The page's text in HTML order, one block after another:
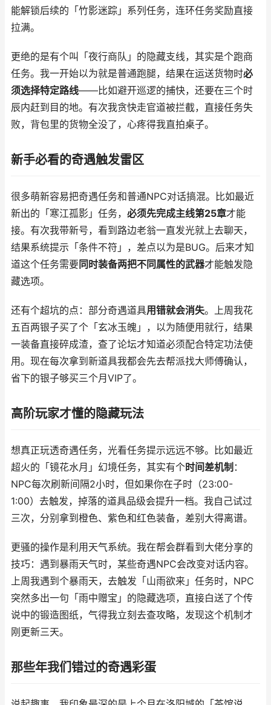
能解锁后续的「竹影迷踪」系列任务，连环任务奖励直接
拉满。
更绝的是有个叫「夜行商队」的隐藏支线，其实是个跑商
任务。我一开始以为就是普通跑腿，结果在运送货物时必
须选择特定路线——比如避开巡逻的捕快，还要在三个时
辰内赶到目的地。有次我贪快走官道被拦截，直接任务失
败，背包里的货物全没了，心疼得我直拍桌子。
新手必看的奇遇触发雷区
很多萌新容易把奇遇任务和普通NPC对话搞混。比如最近
新出的「寒江孤影」任务， 必须先完成主线第25章才能
接。有次我带新号，看到路边老翁一直发光就上去聊天，
结果系统提示「条件不符」，差点以为是BUG。后来才知
道这个任务需要同时装备两把不同属性的武器才能触发隐
藏选项。
还有个超坑的点：部分奇遇道具用错就会消失。上周我花
五百两银子买了个「玄冰玉魄」，以为随便用就行，结果
一装备直接碎成渣，查了论坛才知道必须配合特定功法使
用。现在每次拿到新道具我都会先去帮派找大师傅确认，
省下的银子够买三个月VIP了。
高阶玩家才懂的隐藏玩法
想真正玩透奇遇任务，光看任务提示远远不够。比如最近
超火的「镜花水月」幻境任务，其实有个时间差机制 ：
NPC每次刷新间隔2小时，但如果你在子时（23:00-
1:00）去触发，掉落的道具品级会提升一档。我自己试过
三次，分别拿到橙色、紫色和红色装备，差别大得离谱。
更骚的操作是利用天气系统。我在帮会群看到大佬分享的
技巧：遇到暴雨天气时，某些奇遇NPC会改变对话内容。
上周我遇到个暴雨天，去触发「山雨欲来」任务时，NPC
突然多出一句「雨中赠宝」的隐藏选项，直接白送了个传
说中的锻造图纸，气得我立刻去查攻略，发现这个机制才
刚更新三天。
那些年我们错过的奇遇彩蛋